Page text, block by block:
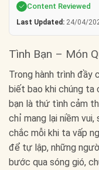
Content Reviewed
Last Updated: 24/04/
Tình Bạn – Món
Trong hành trình đầy
biết bao khi chúng ta
bạn là thứ tình cảm
chỉ mang lại niềm
chắc mỗi khi ta vấp
để tự lập, những
bước qua sóng gió,